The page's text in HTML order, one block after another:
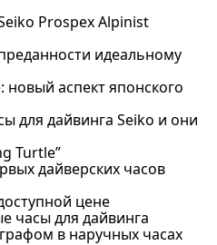
Prospex Alpinist
идеальному
новый аспект японского
для дайвинга Seiko и они
Turtle”
дайверских часов
цене
часы для дайвинга
в наручных часах